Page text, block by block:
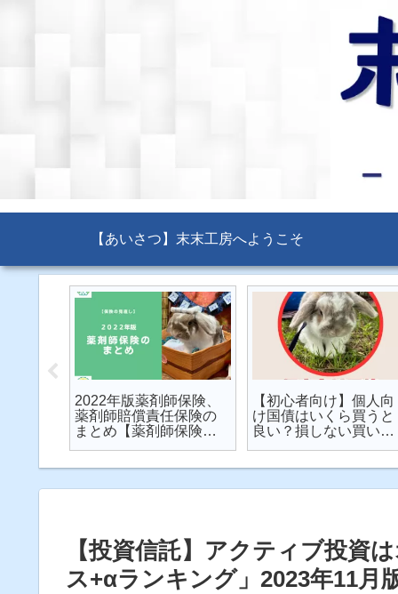
【あいさつ】末末工房へようこそ
2022年版薬剤師保険、
薬剤師賠償責任保険の
まとめ【薬剤師保険】
【初心者向け】個人向
け国債はいくら買うと
良い？損しない買い方
【投資信託】アクティブ投資
ス+αランキング」2023年11月